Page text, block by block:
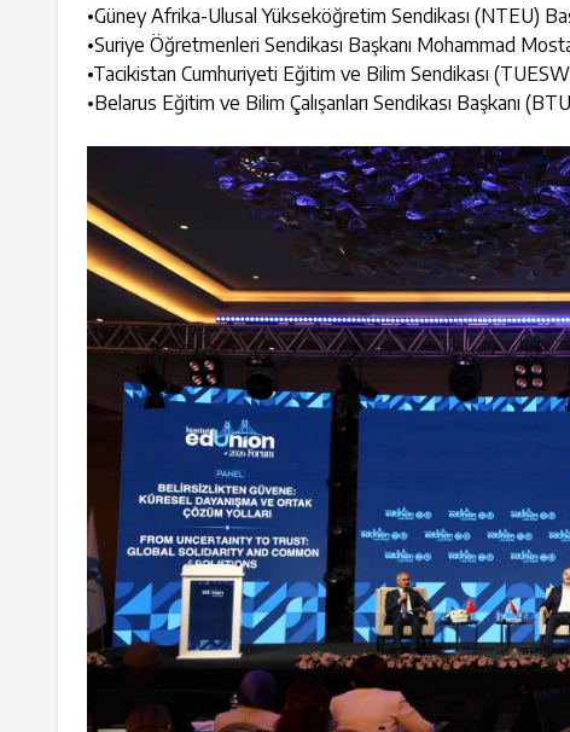
•​Güney Afrika-Ulusal Yükseköğretim Sendikası (NTEU)
•​Suriye Öğretmenleri Sendikası Başkanı Mohammad
•​Tacikistan Cumhuriyeti Eğitim ve Bilim Sendikası
•​Belarus Eğitim ve Bilim Çalışanları Sendikası Başkanı